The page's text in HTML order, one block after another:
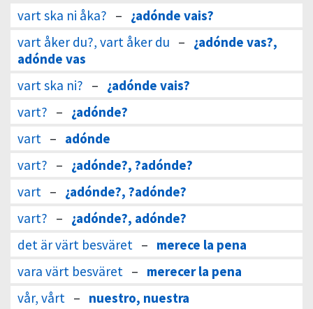
vart ska ni åka? – ¿adónde vais?
vart åker du?, vart åker du – ¿adónde vas?,
adónde vas
vart ska ni? – ¿adónde vais?
vart? – ¿adónde?
vart – adónde
vart? – ¿adónde?, ?adónde?
vart – ¿adónde?, ?adónde?
vart? – ¿adónde?, adónde?
det är värt besväret – merece la pena
vara värt besväret – merecer la pena
vår, vårt – nuestro, nuestra